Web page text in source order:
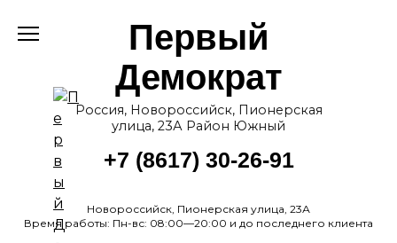
Первый
Демократ
Россия, Новороссийск, Пионерская
улица, 23А Район Южный
+7 (8617) 30-26-91
Новороссийск, Пионерская улица, 23А
Время работы: Пн-вс: 08:00—20:00 и до последнего клиента